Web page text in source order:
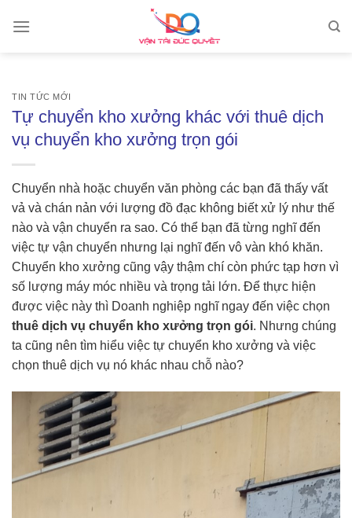
TIN TỨC MỚI
Tự chuyển kho xưởng khác với thuê dịch
vụ chuyển kho xưởng trọn gói
Chuyển nhà hoặc chuyển văn phòng các bạn đã thấy vất
vả và chán nản với lượng đồ đạc không biết xử lý như thế
nào và vận chuyển ra sao. Có thể bạn đã từng nghĩ đến
việc tự vận chuyển nhưng lại nghĩ đến vô vàn khó khăn.
Chuyển kho xưởng cũng vậy thậm chí còn phức tạp hơn vì
số lượng máy móc nhiều và trọng tải lớn. Để thực hiện
được việc này thì Doanh nghiệp nghĩ ngay đến việc chọn
thuê dịch vụ chuyển kho xưởng trọn gói. Nhưng chúng
ta cũng nên tìm hiểu việc tự chuyển kho xưởng và việc
chọn thuê dịch vụ nó khác nhau chỗ nào?